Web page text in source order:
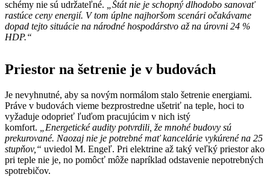
schémy nie sú udržateľné.
„Štát nie je schopný dlhodobo sanovať
rastúce ceny energií. V tom úplne najhoršom scenári očakávame
dopad tejto situácie na národné hospodárstvo až na úrovni 24 %
HDP.“
Priestor na šetrenie je v budovách
Je nevyhnutné, aby sa novým normálom stalo šetrenie energiami.
Práve v budovách vieme bezprostredne ušetriť na teple, hoci to
vyžaduje odoprieť ľuďom pracujúcim v nich istý
komfort.
„Energetické audity potvrdili, že mnohé budovy sú
prekurované. Naozaj nie je potrebné mať kancelárie vykúrené na 25
stupňov,“ uviedol M. Engeľ. Pri elektrine až taký veľký priestor ako
pri teple nie je, no pomôcť môže napríklad odstavenie nepotrebných
spotrebičov.